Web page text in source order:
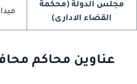
مجلس الدولة (محكمة
القضاء الادارى)
عناوين محاكم